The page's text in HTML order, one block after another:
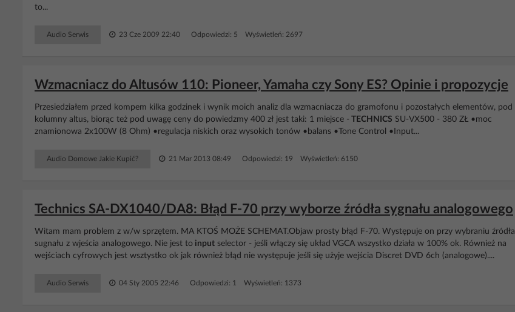
to...
Audio Serwis 23 Cze 2009 22:40 Odpowiedzi: 5 Wyświetleń: 2697
Wzmacniacz do Altusów 110: Pioneer, Yamaha czy Sony ES? Opinie i propozycje
Przesiedziałem przed kompem kilka godzinek i wynik moich analiz dla wzmacniacza do gramofonu i pozostałych elementów, pod
kolumny altus, biorąc też pod uwagę ceny do powiedzmy 400 zł jest taki: 1 miejsce - TECHNICS SU-VX500 - 380 ZŁ •moc
znamionowa 2x100W (8 Ohm) •regulacja niskich oraz wysokich tonów •balans •Tone Control •Input...
Audio Domowe Jakie Kupić? 21 Mar 2013 08:49 Odpowiedzi: 19 Wyświetleń: 6150
Technics SA-DX1040/DA8: Błąd F-70 przy wyborze źródła sygnału analogowego
Witam mam problem z w/w sprzętem. MA KTOŚ MOŻE SCHEMAT.Objaw prosty błąd F-70. Występuje on przy wybraniu źródła
sugnału z wjeścia analogowego. Nie jest to input selector - jeśli włączy się układ VGCA wszystko działa w 100% ok. Również na
wejściach cyfrowych jest wsztystko ok jak również błąd nie występuje jeśli się użyje wejścia Discret DVD 6ch (analogowe)....
Audio Serwis 04 Sty 2005 22:46 Odpowiedzi: 1 Wyświetleń: 1373